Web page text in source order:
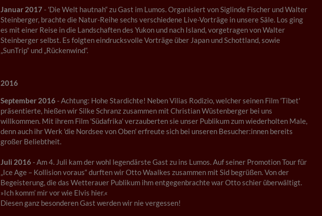
Januar 2017- 'Die Welt hautnah“ zu Gast im Lumos. Organisiert von Siglinde Fischer und Walter
Steinberger, brachte die Natur-Reihe sechs verschiedene Live-Vorträge in unsere Säle. Los ging
es mit einer Reise in die Landschaften des Yukon und nach Island, vorgetragen von Walter
Steinberger selbst. Es folgten eindrucksvolle Vorträge über Japan und Schottland, sowie
„SunTrip“ und „Rückenwind“.
2016
September 2016- Achtung: Hohe Stardichte! Neben Vilias Rodizio, welcher seinen Film 'Tibet'
präsentierte, hießen wir Silke Schranz zusammen mit Christian Wüstenberger bei uns
willkommen. Mit ihrem Film 'Südafrika' verzauberten sie unser Publikum zum wiederholten Male,
denn auch ihr Werk 'die Nordsee von Oben' erfreute sich bei unseren Besucher:innen bereits
großer Beliebtheit.
Juli 2016- Am 4. Juli kam der wohl legendärste Gast zu ins Lumos. Auf seiner Promotion Tour für
„Ice Age – Kollision voraus“ durften wir Otto Waalkes zusammen mit Sid begrüßen. Von der
Begeisterung, die das Wetterauer Publikum ihm entgegenbrachte war Otto schier überwältigt.
»Ich komm’ mir vor wie Elvis hier.«
Diesen ganz besonderen Gast werden wir nie vergessen!